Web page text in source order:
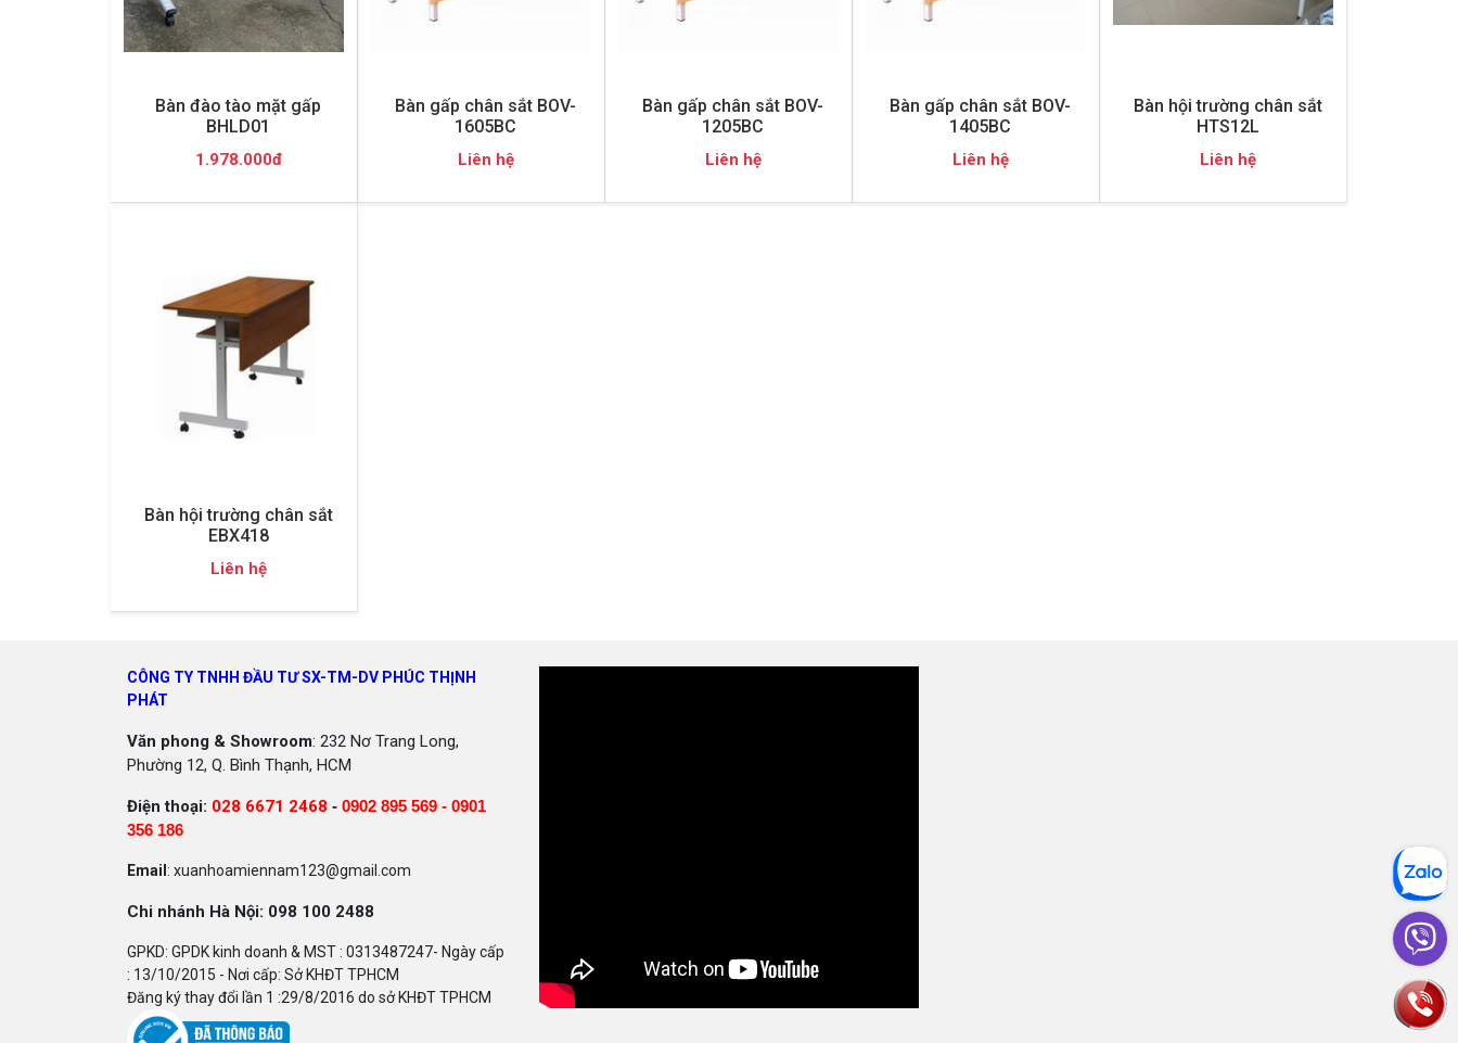
Bàn đào tào mặt gấp
BHLD01
1.978.000đ
Bàn gấp chân sắt BOV-
1605BC
Liên hệ
Bàn gấp chân sắt BOV-
1205BC
Liên hệ
Bàn gấp chân sắt BOV-
1405BC
Liên hệ
Bàn hội trường chân sắt
HTS12L
Liên hệ
Bàn hội trường chân sắt
EBX418
Liên hệ
CÔNG TY TNHH ĐẦU TƯ SX-TM-DV PHÚC THỊNH
PHÁT
Văn phong & Showroom: 232 Nơ Trang Long,
Phường 12, Q. Bình Thạnh, HCM
Điện thoại: 028 6671 2468 - 0902 895 569 - 0901
356 186
Email : xuanhoamiennam123@gmail.com
Chi nhánh Hà Nội: 098 100 2488
GPKD: GPDK kinh doanh & MST : 0313487247- Ngày cấp
: 13/10/2015 - Nơi cấp: Sở KHĐT TPHCM
Đăng ký thay đổi lần 1 :29/8/2016 do sở KHĐT TPHCM